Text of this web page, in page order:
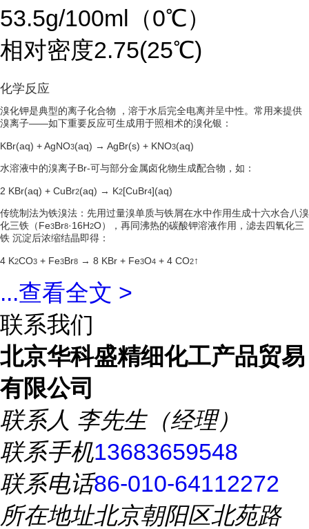
53.5g/100ml（0℃）
相对密度2.75(25℃)
化学反应
溴化钾是典型的离子化合物
，溶于水后完全电离并呈中性。常用来提供
溴离子——如下重要反应可生成用于照相术的溴化银：
KBr(aq) + AgNO3(aq) → AgBr(s) + KNO3(aq)
水溶液中的溴离子Br-可与部分金属卤化物生成配合物，如：
2 KBr(aq) + CuBr2(aq) → K2[CuBr4](aq)
传统制法为铁溴法：先用过量溴单质与铁屑在水中作用生成十六水合八溴
化三铁（Fe3Br8·16H2O），再同沸热的碳酸钾溶液作用，滤去四氧化三
铁 沉淀后浓缩结晶即得：
4 K2CO3 + Fe3Br8 → 8 KBr + Fe3O4 + 4 CO2↑
...查看全文 >
联系我们
北京华科盛精细化工产品贸易
有限公司
联系人 李先生（经理）
联系手机13683659548
联系电话86-010-64112272
所在地址北京朝阳区北苑路